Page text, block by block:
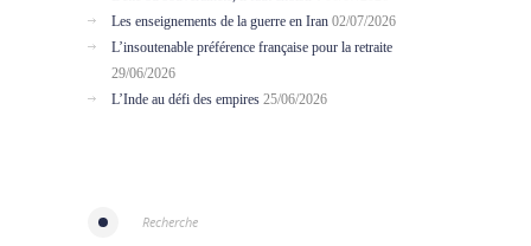
Les enseignements de la guerre en Iran 02/07/2026
L’insoutenable préférence française pour la retraite
29/06/2026
L’Inde au défi des empires 25/06/2026
Recherche